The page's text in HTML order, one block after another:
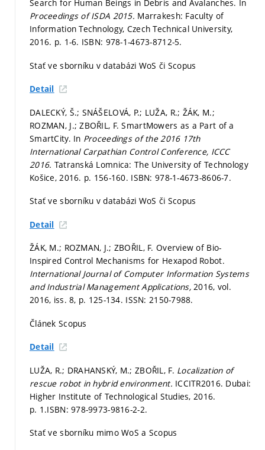
Search for Human Beings in Debris and Avalanches. In
Proceedings of ISDA 2015. Marrakesh: Faculty of
Information Technology, Czech Technical University,
2016. p. 1-6. ISBN: 978-1-4673-8712-5.
Stať ve sborníku v databázi WoS či Scopus
Detail
DALECKÝ, Š.; SNÁŠELOVÁ, P.; LUŽA, R.; ŽÁK, M.;
ROZMAN, J.; ZBOŘIL, F. SmartMowers as a Part of a
SmartCity. In Proceedings of the 2016 17th
International Carpathian Control Conference, ICCC
2016. Tatranská Lomnica: The University of Technology
Košice, 2016. p. 156-160. ISBN: 978-1-4673-8606-7.
Stať ve sborníku v databázi WoS či Scopus
Detail
ŽÁK, M.; ROZMAN, J.; ZBOŘIL, F. Overview of Bio-
Inspired Control Mechanisms for Hexapod Robot.
International Journal of Computer Information Systems
and Industrial Management Applications,2016, vol.
2016, iss. 8, p. 125-134. ISSN: 2150-7988.
Článek Scopus
Detail
LUŽA, R.; DRAHANSKÝ, M.; ZBOŘIL, F. Localization of
rescue robot in hybrid environment. ICCITR2016. Dubai:
Higher Institute of Technological Studies, 2016.
p. 1.ISBN: 978-9973-9816-2-2.
Stať ve sborníku mimo WoS a Scopus